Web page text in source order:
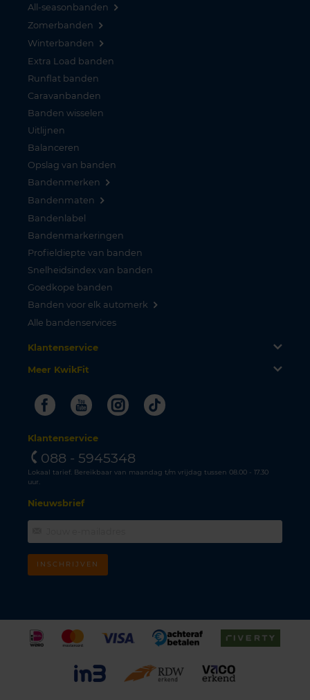
All-seasonbanden
Zomerbanden
Winterbanden
Extra Load banden
Runflat banden
Caravanbanden
Banden wisselen
Uitlijnen
Balanceren
Opslag van banden
Bandenmerken
Bandenmaten
Bandenlabel
Bandenmarkeringen
Profieldiepte van banden
Snelheidsindex van banden
Goedkope banden
Banden voor elk automerk
Alle bandenservices
Klantenservice
Meer KwikFit
FacebookYoutubeInstagram
Tiktok
Klantenservice
088 - 5945348
Lokaal tarief. Bereikbaar van maandag t/m vrijdag tussen 08.00 - 17.30
uur.
Nieuwsbrief
INSCHRIJVEN